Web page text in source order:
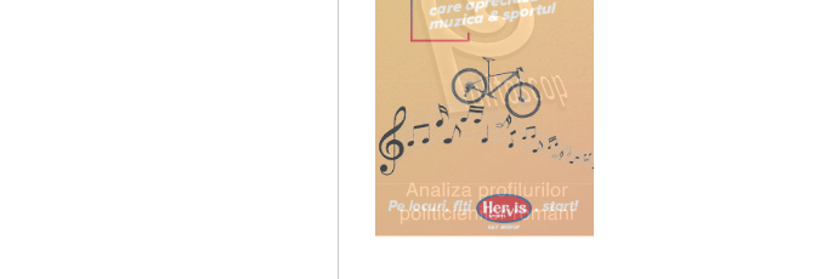
Bucurestiul Cultural Neconventional (Neconventionaliada)
Competitia proiectelor culturale neconventionale ale Bucurestiului
Bucurestiul Cultural Neconventional (sau Neconventionaliada - nume
provizoriu) are ca obiectiv prezentarea tuturor proiectelo...
Cursul de Lingvistica (anul II)
Societatea Muzicala organizeaza un curs de cultura generala lingvistica.
Este un curs intensiv si concentrat, de nivel academ...
Locurile Culturii
Catalogul spatiilor in care se pot desfasura evenimente culturale
Proiect lansat de catre Societatea Muzicala, conceput initial pentru
catalogarea spatiilor (interioare) din Bucuresti in care...